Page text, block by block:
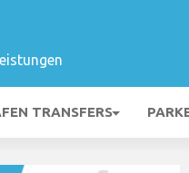
TRANSFERS